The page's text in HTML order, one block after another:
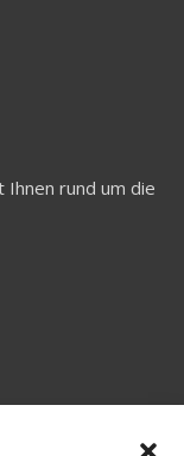
rund um die